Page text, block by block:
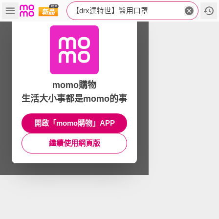
【drx達特世】醫用口罩
momo購物
生活大小事都是momo的事
開啟「momo購物」APP
繼續使用網頁版